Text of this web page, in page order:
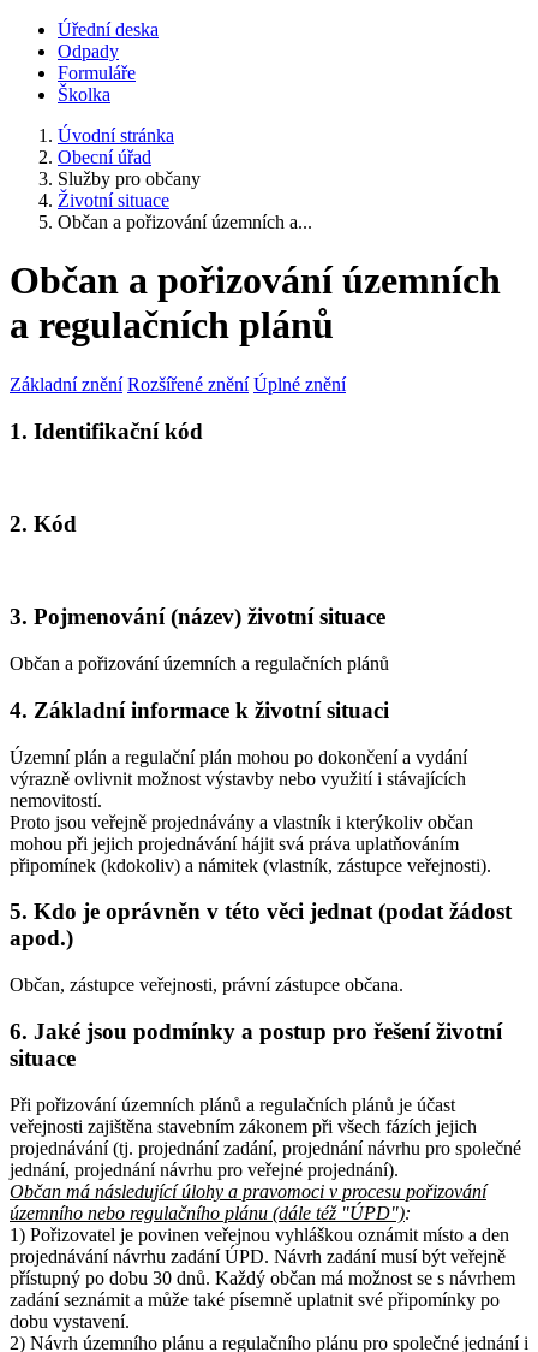
Úřední deska
Odpady
Formuláře
Školka
Úvodní stránka
Obecní úřad
Služby pro občany
Životní situace
Občan a pořizování územních a...
Občan a pořizování územních
a regulačních plánů
Základní znění Rozšířené znění Úplné znění
1. Identifikační kód
2. Kód
3. Pojmenování (název) životní situace
Občan a pořizování územních a regulačních plánů
4. Základní informace k životní situaci
Územní plán a regulační plán mohou po dokončení a vydání
výrazně ovlivnit možnost výstavby nebo využití i stávajících
nemovitostí.
Proto jsou veřejně projednávány a vlastník i kterýkoliv občan
mohou při jejich projednávání hájit svá práva uplatňováním
připomínek (kdokoliv) a námitek (vlastník, zástupce veřejnosti).
5. Kdo je oprávněn v této věci jednat (podat žádost
apod.)
Občan, zástupce veřejnosti, právní zástupce občana.
6. Jaké jsou podmínky a postup pro řešení životní
situace
Při pořizování územních plánů a regulačních plánů je účast
veřejnosti zajištěna stavebním zákonem při všech fázích jejich
projednávání (tj. projednání zadání, projednání návrhu pro společné
jednání, projednání návrhu pro veřejné projednání).
Občan má následující úlohy a pravomoci v procesu pořizování
územního nebo regulačního plánu (dále též "ÚPD"):
1) Pořizovatel je povinen veřejnou vyhláškou oznámit místo a den
projednávání návrhu zadání ÚPD. Návrh zadání musí být veřejně
přístupný po dobu 30 dnů. Každý občan má možnost se s návrhem
zadání seznámit a může také písemně uplatnit své připomínky po
dobu vystavení.
2) Návrh územního plánu a regulačního plánu pro společné jednání i